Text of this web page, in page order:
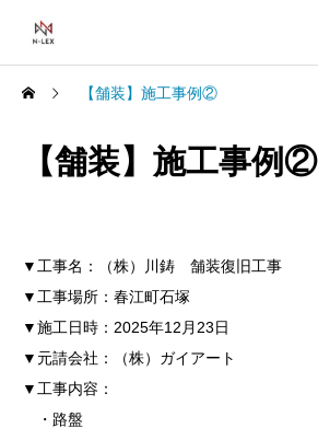
【舗装】施工事例②
【舗装】施工事例②
▼工事名：（株）川鋳 舗装復旧工事
▼工事場所：春江町石塚
▼施工日時：2025年12月23日
▼元請会社：（株）ガイアート
▼工事内容：
・路盤